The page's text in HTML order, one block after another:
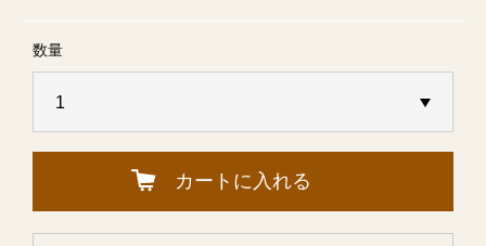
数量
カートに入れる